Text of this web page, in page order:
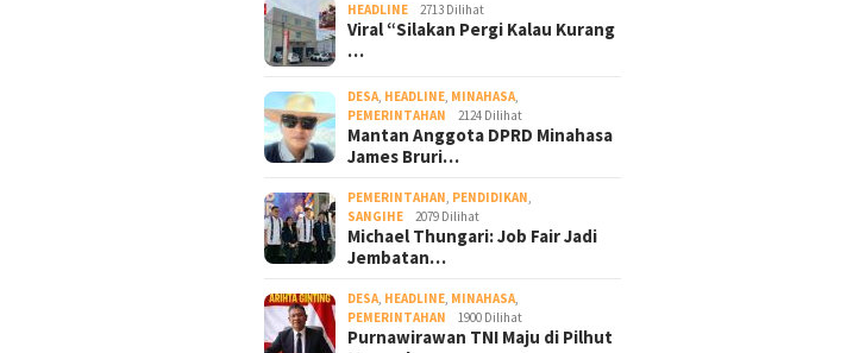
HEADLINE 2713 Dilihat
Viral “Silakan Pergi Kalau Kurang
…
DESA, HEADLINE, MINAHASA,
PEMERINTAHAN
2124 Dilihat
Mantan Anggota DPRD Minahasa
James Bruri…
PEMERINTAHAN, PENDIDIKAN,
SANGIHE
2079 Dilihat
Michael Thungari: Job Fair Jadi
Jembatan…
DESA, HEADLINE, MINAHASA,
PEMERINTAHAN
1900 Dilihat
Purnawirawan TNI Maju di Pilhut